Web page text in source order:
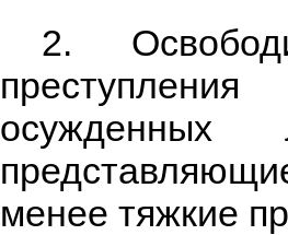
2.
осужденных
менее тяжкие